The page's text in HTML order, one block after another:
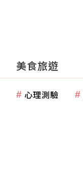
美食旅遊
心理測驗